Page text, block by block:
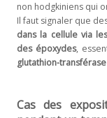
non hodgkiniens qui
Il faut signaler que
dans la cellule via
des époxydes,
glutathion-transférase
Cas des